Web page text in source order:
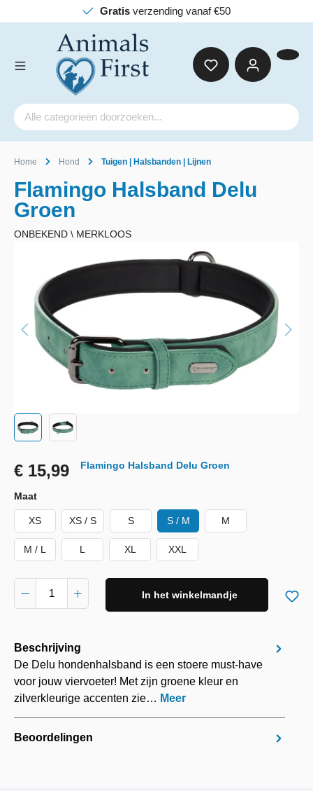
Gratisverzending vanaf €50
Home Hond Tuigen | Halsbanden | Lijnen
Flamingo Halsband Delu
Groen
ONBEKEND \ MERKLOOS
€ 15,99 Flamingo Halsband Delu Groen
Maat
XS XS / S S S / M M
M / L L XL XXL
In het winkelmandje
Beschrijving
De Delu hondenhalsband is een stoere must-have
voor jouw viervoeter! Met zijn groene kleur en
zilverkleurige accenten zie… Meer
Beoordelingen